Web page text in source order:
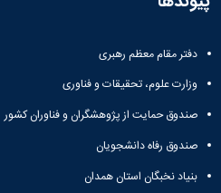
دفتر مقام معظم رهبری
وزارت علوم، تحقیقات و فناوری
صندوق حمایت از پژوهشگران و فناوران کشور
صندوق رفاه دانشجویان
بنیاد نخبگان استان همدان